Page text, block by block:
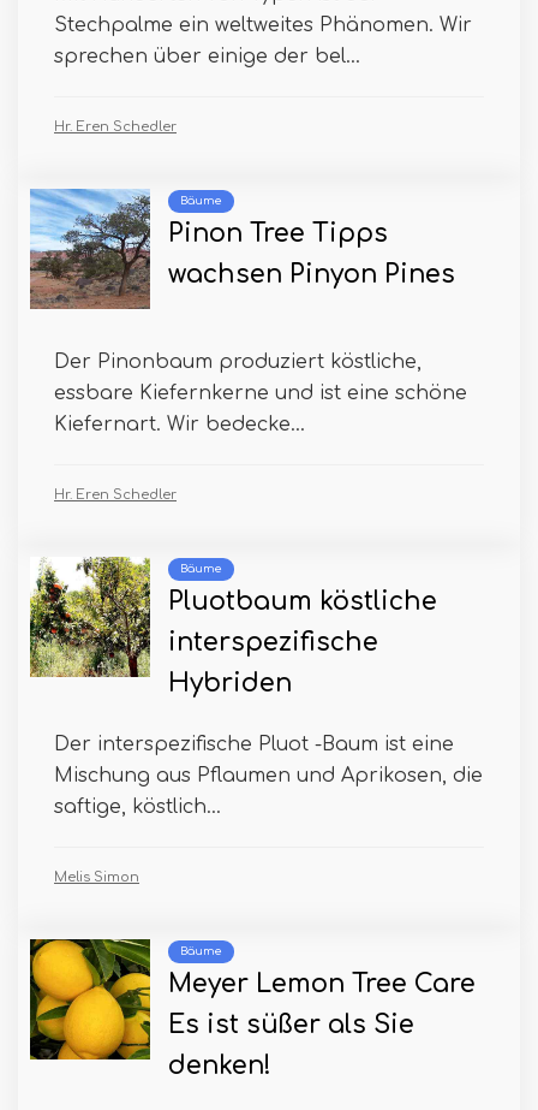
Stechpalme ein weltweites Phänomen. Wir
sprechen über einige der bel...
Hr. Eren Schedler
Bäume
Pinon Tree Tipps
wachsen Pinyon Pines
Der Pinonbaum produziert köstliche,
essbare Kiefernkerne und ist eine schöne
Kiefernart. Wir bedecke...
Hr. Eren Schedler
Bäume
Pluotbaum köstliche
interspezifische
Hybriden
Der interspezifische Pluot -Baum ist eine
Mischung aus Pflaumen und Aprikosen, die
saftige, köstlich...
Melis Simon
Bäume
Meyer Lemon Tree Care
Es ist süßer als Sie
denken!